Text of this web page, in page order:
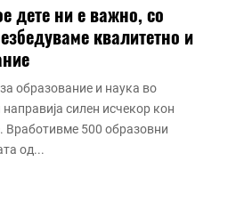
дете ни е важно, со
квалитетно и
образование и наука во
силен исчекор кон
Вработивме 500 образовни
од...